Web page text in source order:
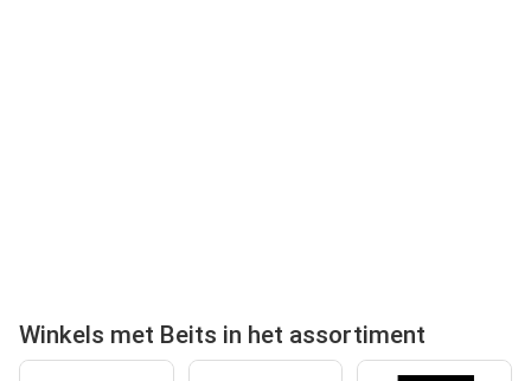
Winkels met Beits in het assortiment